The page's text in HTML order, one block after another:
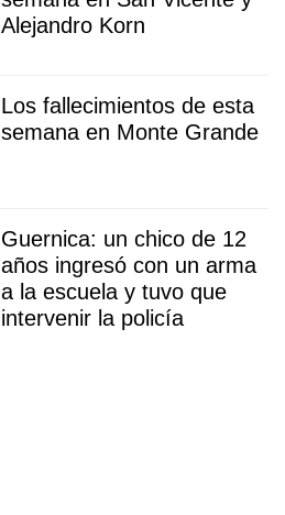
Alejandro Korn
Los fallecimientos de esta
semana en Monte Grande
Guernica: un chico de 12
años ingresó con un arma
a la escuela y tuvo que
intervenir la policía